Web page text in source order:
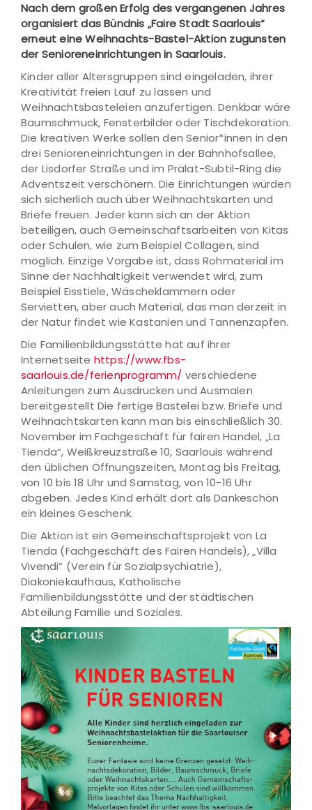
Nach dem großen Erfolg des vergangenen Jahres
organisiert das Bündnis „Faire Stadt Saarlouis“
erneut eine Weihnachts-Bastel-Aktion zugunsten
der Senioreneinrichtungen in Saarlouis.
Kinder aller Altersgruppen sind eingeladen, ihrer
Kreativität freien Lauf zu lassen und
Weihnachtsbasteleien anzufertigen. Denkbar wäre
Baumschmuck, Fensterbilder oder Tischdekoration.
Die kreativen Werke sollen den Senior*innen in den
drei Senioreneinrichtungen in der Bahnhofsallee,
der Lisdorfer Straße und im Prälat-Subtil-Ring die
Adventszeit verschönern. Die Einrichtungen würden
sich sicherlich auch über Weihnachtskarten und
Briefe freuen. Jeder kann sich an der Aktion
beteiligen, auch Gemeinschaftsarbeiten von Kitas
oder Schulen, wie zum Beispiel Collagen, sind
möglich. Einzige Vorgabe ist, dass Rohmaterial im
Sinne der Nachhaltigkeit verwendet wird, zum
Beispiel Eisstiele, Wäscheklammern oder
Servietten, aber auch Material, das man derzeit in
der Natur findet wie Kastanien und Tannenzapfen.
Die Familienbildungsstätte hat auf ihrer
Internetseite https://www.fbs-
saarlouis.de/ferienprogramm/ verschiedene
Anleitungen zum Ausdrucken und Ausmalen
bereitgestellt Die fertige Bastelei bzw. Briefe und
Weihnachtskarten kann man bis einschließlich 30.
November im Fachgeschäft für fairen Handel, „La
Tienda“, Weißkreuzstraße 10, Saarlouis während
den üblichen Öffnungszeiten, Montag bis Freitag,
von 10 bis 18 Uhr und Samstag, von 10-16 Uhr
abgeben. Jedes Kind erhält dort als Dankeschön
ein kleines Geschenk.
Die Aktion ist ein Gemeinschaftsprojekt von La
Tienda (Fachgeschäft des Fairen Handels), „Villa
Vivendi“ (Verein für Sozialpsychiatrie),
Diakoniekaufhaus, Katholische
Familienbildungsstätte und der städtischen
Abteilung Familie und Soziales.